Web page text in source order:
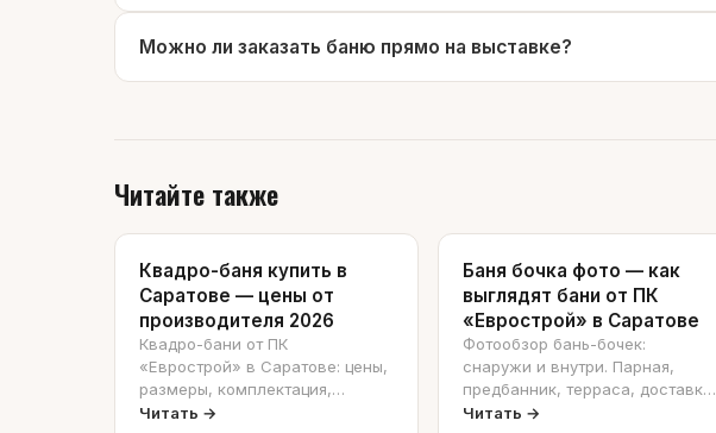
Можно ли заказать баню прямо на выставке?
Читайте также
Квадро-баня купить в
Саратове — цены от
производителя 2026
Квадро-бани от ПК
«Еврострой» в Саратове: цены,
размеры, комплектация,
доставка. Первый
Читать →
Баня бочка фото — как
выглядят бани от ПК
«Еврострой» в Саратове
Фотообзор бань-бочек:
снаружи и внутри. Парная,
предбанник, терраса, доставка.
Реальные фото от
Читать →